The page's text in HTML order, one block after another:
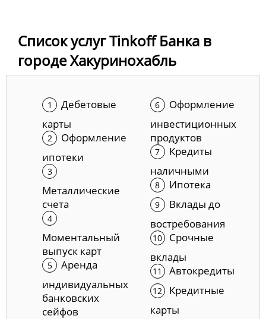
Список услуг Tinkoff Банка в
городе Хакуринохабль
Дебетовые
карты
Оформление
ипотеки
Металлические
счета
Моментальный
выпуск карт
Аренда
индивидуальных
банковских
сейфов
Оформление
инвестиционных
продуктов
Кредиты
наличными
Ипотека
Вклады до
востребования
Срочные
вклады
Автокредиты
Кредитные
карты